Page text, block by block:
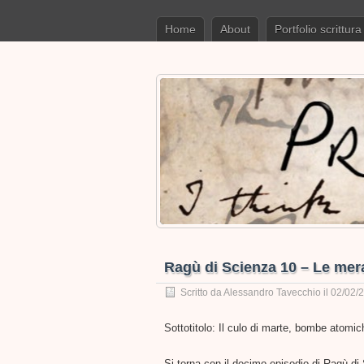
Home About Portfolio scrittura
Ragù di Scienza 10 – Le
Scritto daAlessandro Tavecchio il 02/02/
Sottotitolo: Il culo di marte, bombe